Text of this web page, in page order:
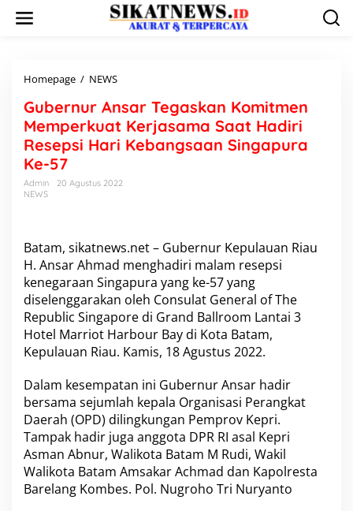
Homepage / NEWS
b
e
r
n
r
r
T
e
g
a
s
k
o
m
i
t
m
e
n
M
Gubernur Ansar Tegaskan Komitmen
Memperkuat Kerjasama Saat Hadiri
Resepsi Hari Kebangsaan Singapura
Ke-57
Admin
20 Agustus 2022
NEWS
Batam, sikatnews.net – Gubernur Kepulauan Riau
H. Ansar Ahmad menghadiri malam resepsi
kenegaraan Singapura yang ke-57 yang
diselenggarakan oleh Consulat General of The
Republic Singapore di Grand Ballroom Lantai 3
Hotel Marriot Harbour Bay di Kota Batam,
Kepulauan Riau. Kamis, 18 Agustus 2022.
Dalam kesempatan ini Gubernur Ansar hadir
bersama sejumlah kepala Organisasi Perangkat
Daerah (OPD) dilingkungan Pemprov Kepri.
Tampak hadir juga anggota DPR RI asal Kepri
Asman Abnur, Walikota Batam M Rudi, Wakil
Walikota Batam Amsakar Achmad dan Kapolresta
Barelang Kombes. Pol. Nugroho Tri Nuryanto